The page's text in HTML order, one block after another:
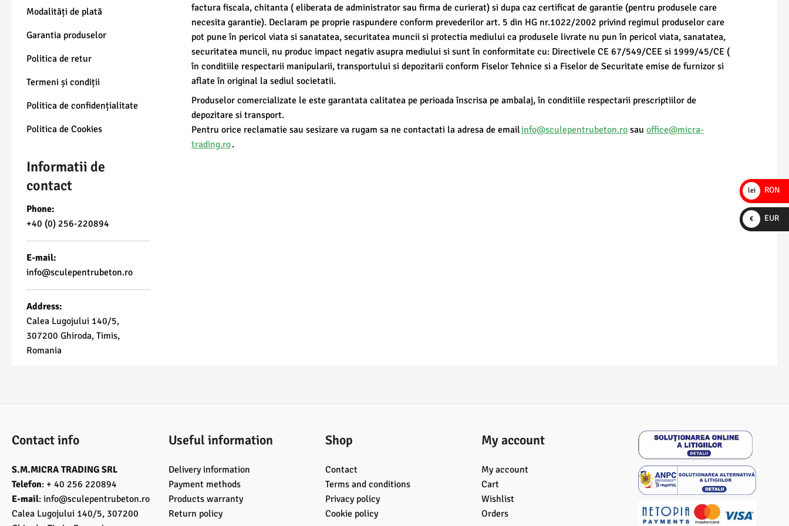
Modalități de plată
Garantia produselor
Politica de retur
Termeni și condiții
Politica de confidențialitate
Politica de Cookies
Informatii de
contact
Phone:
+40 (0) 256-220894
E-mail:
info@sculepentrubeton.ro
Address:
Calea Lugojului 140/5,
307200 Ghiroda, Timis,
Romania
factura fiscala, chitanta ( eliberata de administrator sau firma de curierat) si dupa caz certificat de garantie (pentru produsele care
necesita garantie). Declaram pe proprie raspundere conform prevederilor art. 5 din HG nr.1022/2002 privind regimul produselor care
pot pune în pericol viata si sanatatea, securitatea muncii si protectia mediului ca produsele livrate nu pun în pericol viata, sanatatea,
securitatea muncii, nu produc impact negativ asupra mediului si sunt în conformitate cu: Directivele CE 67/549/CEE si 1999/45/CE (
în conditiile respectarii manipularii, transportului si depozitarii conform Fiselor Tehnice si a Fiselor de Securitate emise de furnizor si
aflate în original la sediul societatii.
Produselor comercializate le este garantata calitatea pe perioada înscrisa pe ambalaj, în conditiile respectarii prescriptiilor de
depozitare si transport.
Pentru orice reclamatie sau sesizare va rugam sa ne contactati la adresa de emailinfo@sculepentrubeton.rosau office@micra-
trading.ro.
Contact info
S.M.MICRA TRADING SRL
Telefon: + 40 256 220894
E-mail: info@sculepentrubeton.ro
Calea Lugojului 140/5, 307200
Useful information
Delivery information
Payment methods
Products warranty
Return policy
Shop
Contact
Terms and conditions
Privacy policy
Cookie policy
My account
My account
Cart
Wishlist
Orders
lei RON
€ EUR